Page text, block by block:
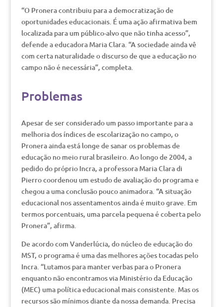
“O Pronera contribuiu para a democratização de
oportunidades educacionais. É uma ação afirmativa bem
localizada para um público-alvo que não tinha acesso”,
defende a educadora Maria Clara. “A sociedade ainda vê
com certa naturalidade o discurso de que a educação no
campo não é necessária”, completa.
Problemas
Apesar de ser considerado um passo importante para a
melhoria dos índices de escolarização no campo, o
Pronera ainda está longe de sanar os problemas de
educação no meio rural brasileiro. Ao longo de 2004, a
pedido do próprio Incra, a professora Maria Clara di
Pierro coordenou um estudo de avaliação do programa e
chegou a uma conclusão pouco animadora. “A situação
educacional nos assentamentos ainda é muito grave. Em
termos porcentuais, uma parcela pequena é coberta pelo
Pronera”, afirma.
De acordo com Vanderlúcia, do núcleo de educação do
MST, o programa é uma das melhores ações tocadas pelo
Incra. “Lutamos para manter verbas para o Pronera
enquanto não encontramos via Ministério da Educação
(MEC) uma política educacional mais consistente. Mas os
recursos são mínimos diante da nossa demanda. Precisa